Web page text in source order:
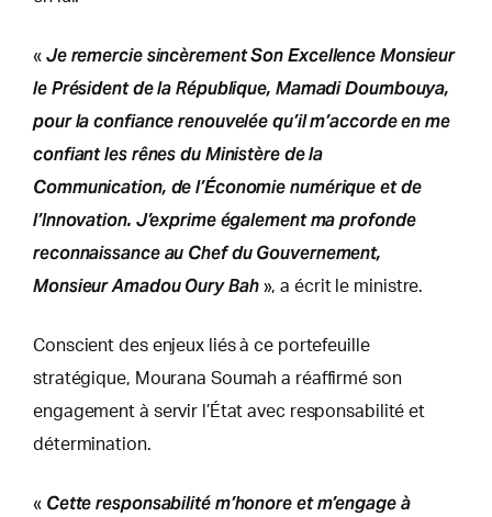
« Je remercie sincèrement Son Excellence Monsieur
le Président de la République, Mamadi Doumbouya,
pour la confiance renouvelée qu’il m’accorde en me
confiant les rênes du Ministère de la
Communication, de l’Économie numérique et de
l’Innovation. J’exprime également ma profonde
reconnaissance au Chef du Gouvernement,
Monsieur Amadou Oury Bah », a écrit le ministre.
Conscient des enjeux liés à ce portefeuille
stratégique, Mourana Soumah a réaffirmé son
engagement à servir l’État avec responsabilité et
détermination.
« Cette responsabilité m’honore et m’engage à